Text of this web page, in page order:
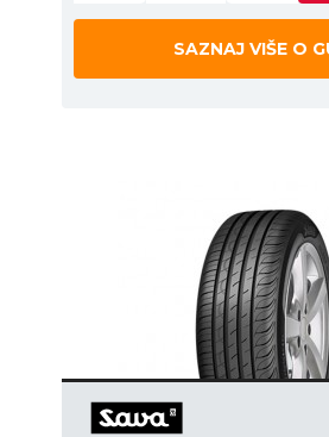
SAZNAJ VIŠE O